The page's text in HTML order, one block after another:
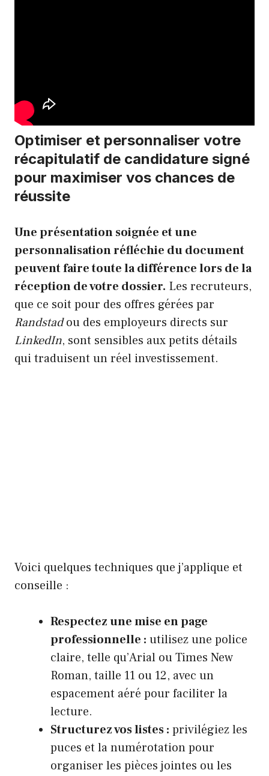
Optimiser et personnaliser votre
récapitulatif de candidature signé
pour maximiser vos chances de
réussite
Une présentation soignée et une
personnalisation réfléchie du document
peuvent faire toute la différence lors de la
réception de votre dossier. Les recruteurs,
que ce soit pour des offres gérées par
Randstadou des employeurs directs sur
LinkedIn, sont sensibles aux petits détails
qui traduisent un réel investissement.
Voici quelques techniques que j’applique et
conseille :
Respectez une mise en page
professionnelle : utilisez une police
claire, telle qu’Arial ou Times New
Roman, taille 11 ou 12, avec un
espacement aéré pour faciliter la
lecture.
Structurez vos listes : privilégiez les
puces et la numérotation pour
organiser les pièces jointes ou les